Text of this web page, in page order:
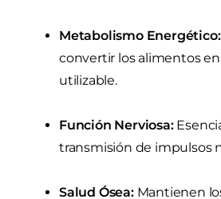
Metabolismo Energético:
convertir los alimentos
utilizable.
Función Nerviosa:
transmisión de impulsos
Salud Ósea: Mantienen